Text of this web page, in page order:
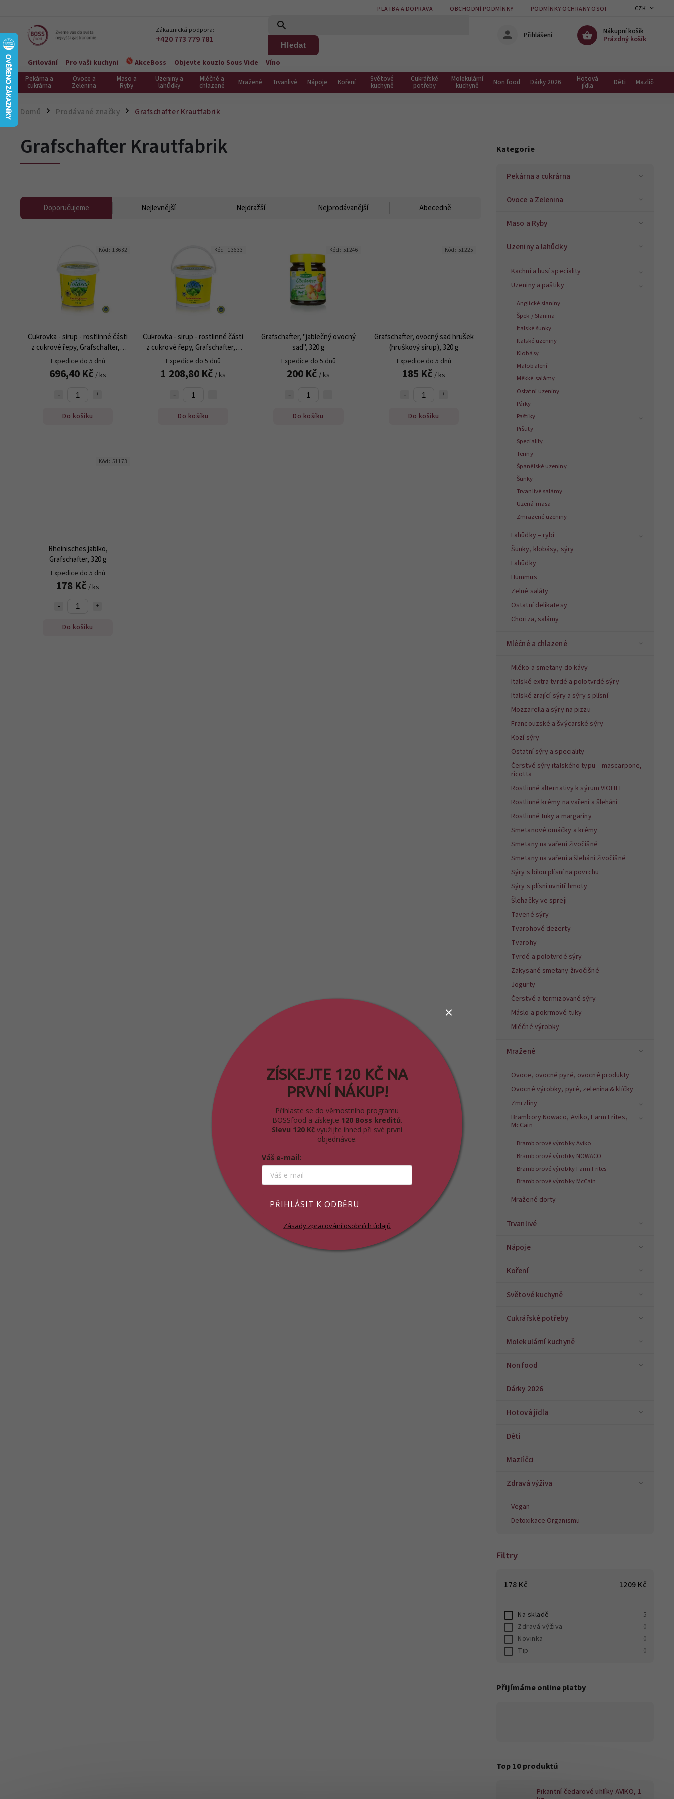
PLATBA A DOPRAVA OBCHODNÍ PODMÍNKY PODMÍNKY OCHRANY OSOBNÍCH ÚDAJŮ
CZK
Zákaznická podpora:
+420 773 779 781 Hledat
Nákupní košík
Prázdný košík
Přihlášení
Grilování Pro vaši kuchyni AkceBoss Objevte kouzlo Sous Vide Víno
Pekárna a
cukrárna
Ovoce a
Zelenina
Maso a
Ryby
Uzeniny a
lahůdky
Mléčné a
chlazené Mražené Trvanlivé Nápoje Koření Světové
kuchyně
Cukrářské
potřeby
Molekulární
kuchyně Non food Dárky 2026 Hotová
jídla Děti Mazlíčci
Domů / Prodávané značky / Grafschafter Krautfabrik
Kategorie
Pekárna a cukrárna
Ovoce a Zelenina
Maso a Ryby
Uzeniny a lahůdky
Kachní a husí speciality
Uzeniny a paštiky
Anglické slaniny
Špek / Slanina
Italské šunky
Italské uzeniny
Klobásy
Malobalení
Měkké salámy
Ostatní uzeniny
Párky
Paštiky
Pršuty
Speciality
Teriny
Španělské uzeniny
Šunky
Trvanlivé salámy
Uzená masa
Zmrazené uzeniny
Lahůdky – rybí
Šunky, klobásy, sýry
Lahůdky
Hummus
Zelné saláty
Ostatní delikatesy
Choriza, salámy
Mléčné a chlazené
Mléko a smetany do kávy
Italské extra tvrdé a polotvrdé sýry
Italské zrající sýry a sýry s plísní
Mozzarella a sýry na pizzu
Francouzské a švýcarské sýry
Kozí sýry
Ostatní sýry a speciality
Čerstvé sýry italského typu – mascarpone,
ricotta
Rostlinné alternativy k sýrum VIOLIFE
Rostlinné krémy na vaření a šlehání
Rostlinné tuky a margaríny
Smetanové omáčky a krémy
Smetany na vaření živočišné
Smetany na vaření a šlehání živočišné
Sýry s bílou plísní na povrchu
Sýry s plísní uvnitř hmoty
Šlehačky ve spreji
Tavené sýry
Tvarohové dezerty
Tvarohy
Tvrdé a polotvrdé sýry
Zakysané smetany živočišné
Jogurty
Čerstvé a termizované sýry
Máslo a pokrmové tuky
Mléčné výrobky
Mražené
Ovoce, ovocné pyré, ovocné produkty
Ovocné výrobky, pyré, zelenina & klíčky
Zmrzliny
Brambory Nowaco, Aviko, Farm Frites,
McCain
Bramborové výrobky Aviko
Bramborové výrobky NOWACO
Bramborové výrobky Farm Frites
Bramborové výrobky McCain
Mražené dorty
Trvanlivé
Nápoje
Koření
Světové kuchyně
Cukrářské potřeby
Molekulární kuchyně
Non food
Dárky 2026
Hotová jídla
Děti
Mazlíčci
Zdravá výživa
Vegan
Detoxikace Organismu
Filtry
178 Kč 1209 Kč
Na skladě 5
Zdravá výživa 0
Novinka 0
Tip 0
Přijímáme online platby
Top 10 produktů
Pikantní čedarové uhlíky AVIKO, 1
Grafschafter Krautfabrik
Doporučujeme Nejlevnější Nejdražší Nejprodávanější Abecedně
Cukrovka - sirup - rostlinné části
z cukrové řepy, Grafschafter, 2
kg
Expedice do 5 dnů
696,40 Kč / ks
Do košíku
Kód: 13632
Cukrovka - sirup - rostlinné části
z cukrové řepy, Grafschafter, 5
kg
Expedice do 5 dnů
1 208,80 Kč / ks
Do košíku
Kód: 13633
Grafschafter, "jablečný ovocný
sad", 320 g
Expedice do 5 dnů
200 Kč / ks
Do košíku
Kód: 51246
Grafschafter, ovocný sad hrušek
(hruškový sirup), 320 g
Expedice do 5 dnů
185 Kč / ks
Do košíku
Kód: 51225
Rheinisches jablko,
Grafschafter, 320 g
Expedice do 5 dnů
178 Kč / ks
Do košíku
Kód: 51173
ZÍSKEJTE 120 KČ NA
PRVNÍ NÁKUP!
Přihlaste se do věrnostního programu
BOSSfood a získejte 120 Boss kreditů.
Slevu 120 Kč využijte ihned při své první
objednávce.
Váš e-mail:
PŘIHLÁSIT K ODBĚRU
Zásady zpracování osobních údajů